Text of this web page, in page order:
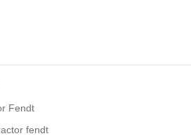
Fendt
fendt